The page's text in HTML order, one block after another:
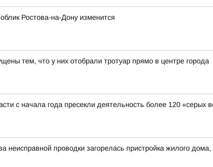
Ростова-на-Дону изменится
тем, что у них отобрали тротуар прямо в центре города
с начала года пресекли деятельность более 120 «серых
неисправной проводки загорелась пристройка жилого